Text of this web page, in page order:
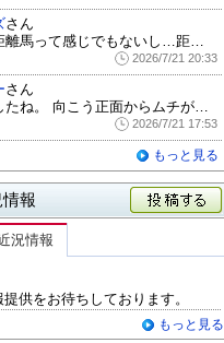
さん
まあ短距離馬って感じでもないし…距離を延...
2026/7/21 20:33
さん
ダメでしたね。 向こう正面からムチが入っ...
2026/7/21 17:53
もっと見る
報
況情報
供をお待ちしております。
もっと見る